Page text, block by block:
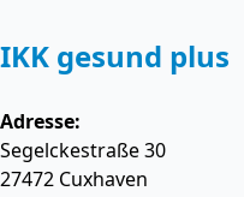
IKK gesund plus
Adresse:
Segelckestraße 30
27472 Cuxhaven